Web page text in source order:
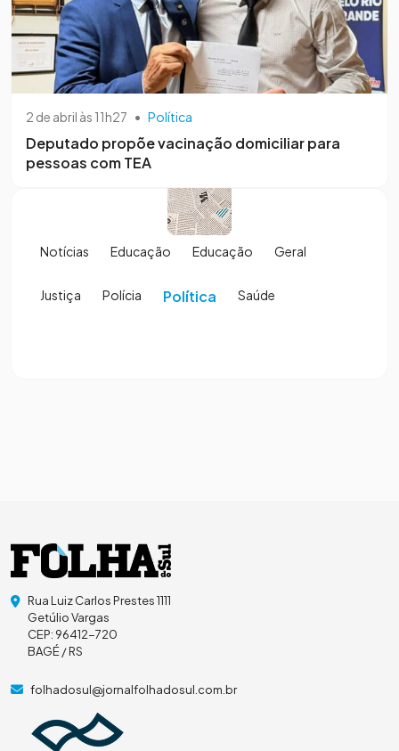
2 de abril às 11h27 • Política
Deputado propõe vacinação domiciliar para
pessoas com TEA
Notícias Educação Educação Geral
Justiça Polícia Política Saúde
Rua Luiz Carlos Prestes 1111
Getúlio Vargas
CEP: 96412-720
BAGÉ / RS
folhadosul@jornalfolhadosul.com.br